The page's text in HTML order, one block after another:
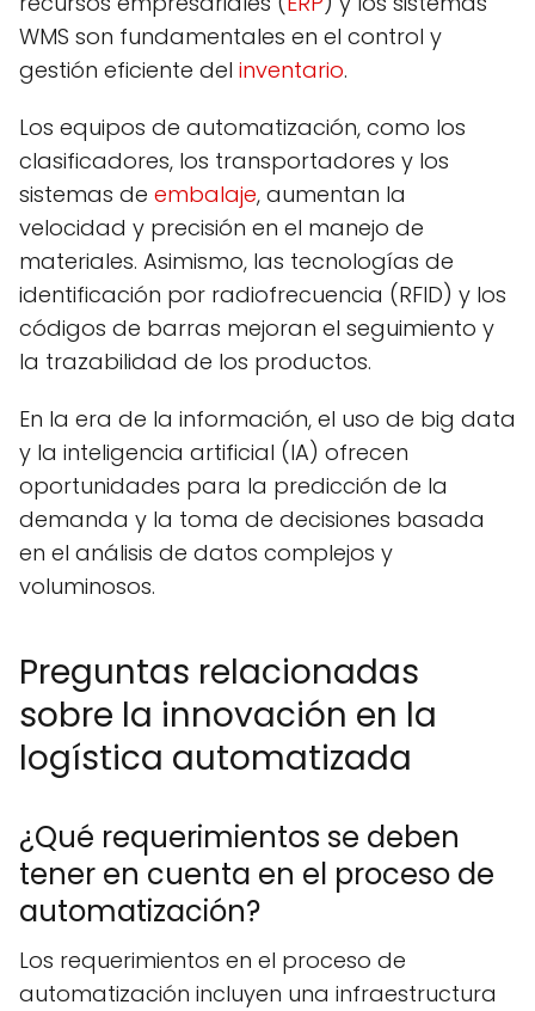
WMS son fundamentales en el control y
gestión eficiente del inventario.
Los equipos de automatización, como los
clasificadores, los transportadores y los
sistemas de embalaje, aumentan la
velocidad y precisión en el manejo de
materiales. Asimismo, las tecnologías de
identificación por radiofrecuencia (RFID) y los
códigos de barras mejoran el seguimiento y
la trazabilidad de los productos.
En la era de la información, el uso de big data
y la inteligencia artificial (IA) ofrecen
oportunidades para la predicción de la
demanda y la toma de decisiones basada
en el análisis de datos complejos y
voluminosos.
Preguntas relacionadas
sobre la innovación en la
logística automatizada
¿Qué requerimientos se deben
tener en cuenta en el proceso de
automatización?
Los requerimientos en el proceso de
automatización incluyen una infraestructura